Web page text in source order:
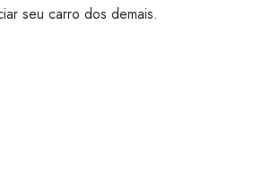
seu carro dos demais.